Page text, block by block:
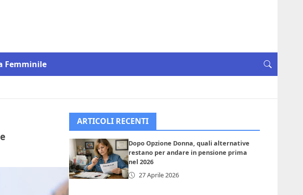
Femminile
ARTICOLI RECENTI
Dopo Opzione Donna, quali alternative
restano per andare in pensione prima
nel 2026
27 Aprile 2026